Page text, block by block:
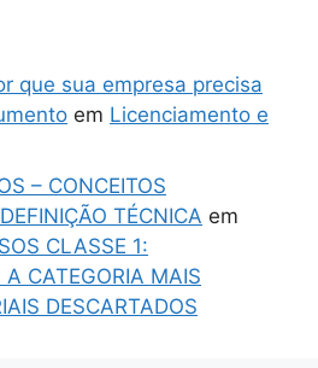
que sua empresa precisa
em Licenciamento e
– CONCEITOS
TÉCNICA em
CLASSE 1:
A CATEGORIA MAIS
DESCARTADOS